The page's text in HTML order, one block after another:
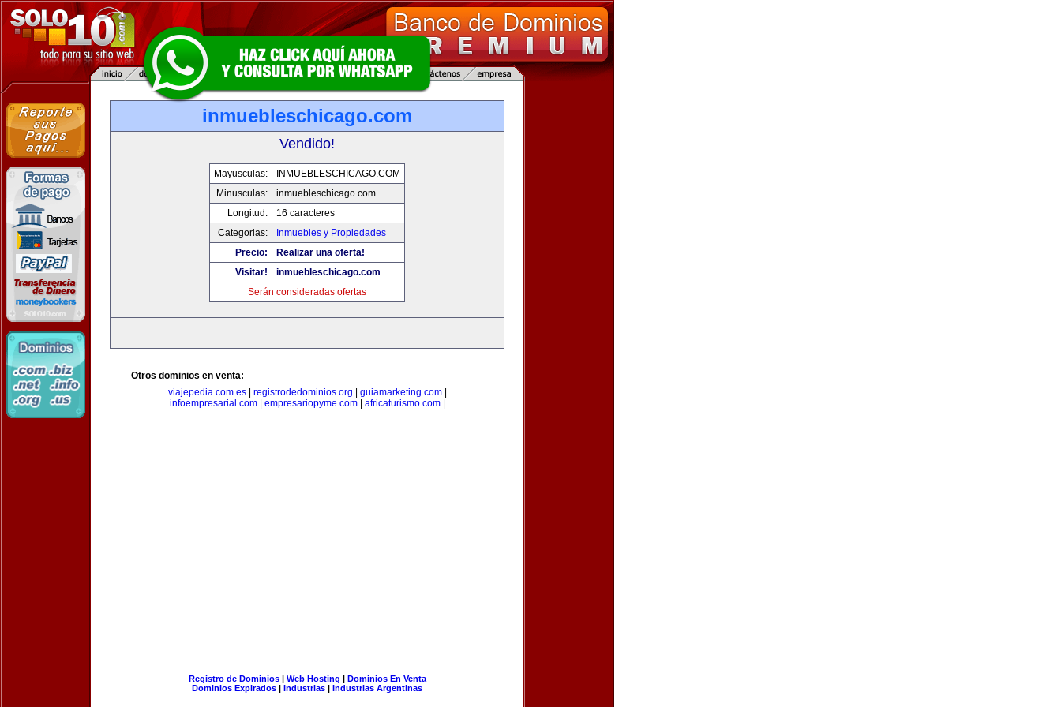
inmuebleschicago.com
Vendido!
Mayusculas:
INMUEBLESCHICAGO.COM
Minusculas:
inmuebleschicago.com
Longitud:
16 caracteres
Categorias:
Inmuebles y Propiedades
Precio:
Realizar una oferta!
Visitar!
inmuebleschicago.com
Serán consideradas ofertas
Otros dominios en venta:
viajepedia.com.es| registrodedominios.org guiamarketing.com|
infoempresarial.com| empresariopyme.com| africaturismo.com|
Registro de Dominios| Web Hosting | Dominios En Venta
Dominios Expirados | Industrias | Industrias Argentinas